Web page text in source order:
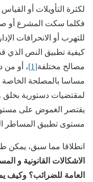
لكثرة التأويلات أو
فكلما سكت المشرع أو
للتهرب أو الانحرافات
كيفية تطبيق النص
مصالح مختلفة[1]
، أو من
مساسا بالمصلحة الخاصة
لمقتضيات دستورية بخلق
يقتصر الغموض على
مستوى تطبيق المساطر
انطلاقا مما سبق، يمكن
الاشكالات القانونية و
العامة للضرائب؟ وكيف